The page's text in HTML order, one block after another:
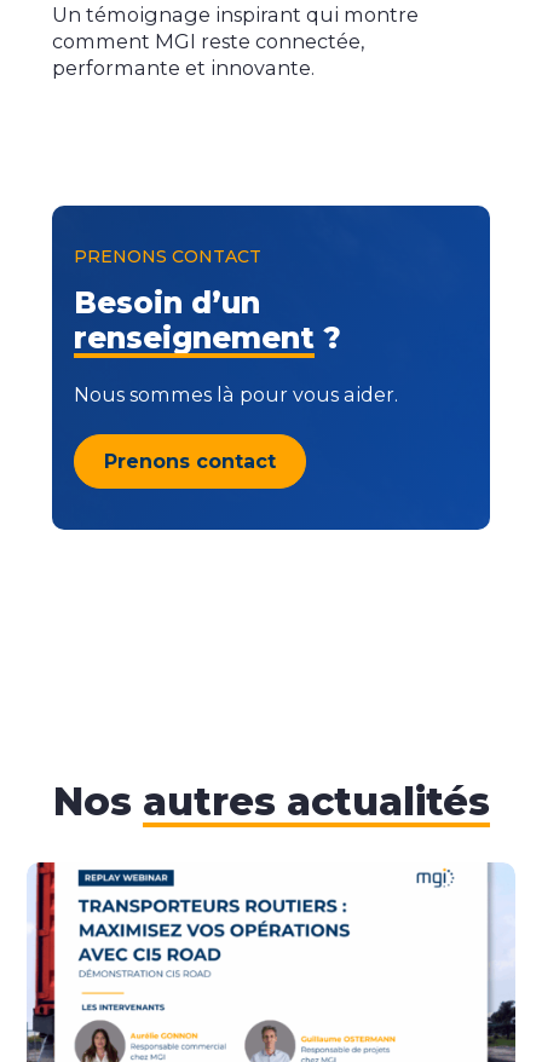
Un témoignage inspirant qui montre
comment MGI reste connectée,
performante et innovante.
PRENONS CONTACT
Besoin d’un
renseignement?
Nous sommes là pour vous aider.
Prenons contact
Nos autres actualités